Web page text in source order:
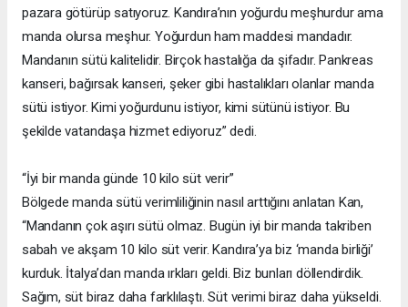
pazara götürüp satıyoruz. Kandıra’nın yoğurdu meşhurdur ama
manda olursa meşhur. Yoğurdun ham maddesi mandadır.
Mandanın sütü kalitelidir. Birçok hastalığa da şifadır. Pankreas
kanseri, bağırsak kanseri, şeker gibi hastalıkları olanlar manda
sütü istiyor. Kimi yoğurdunu istiyor, kimi sütünü istiyor. Bu
şekilde vatandaşa hizmet ediyoruz” dedi.
“İyi bir manda günde 10 kilo süt verir”
Bölgede manda sütü verimliliğinin nasıl arttığını anlatan Kan,
“Mandanın çok aşırı sütü olmaz. Bugün iyi bir manda takriben
sabah ve akşam 10 kilo süt verir. Kandıra’ya biz ‘manda birliği’
kurduk. İtalya’dan manda ırkları geldi. Biz bunları döllendirdik.
Sağım, süt biraz daha farklılaştı. Süt verimi biraz daha yükseldi.